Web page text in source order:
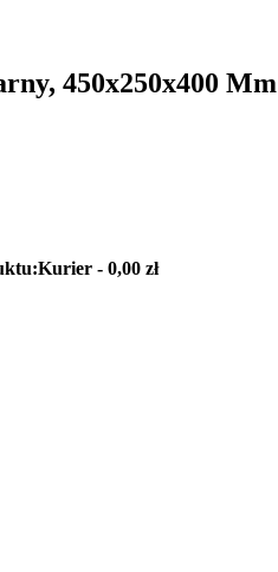
450x250x400 Mm
Kurier - 0,00 zł